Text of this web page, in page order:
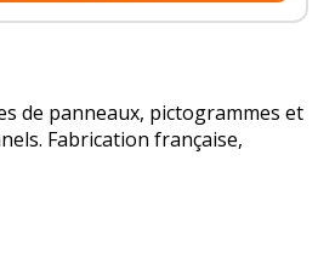
de panneaux, pictogrammes et
Fabrication française,